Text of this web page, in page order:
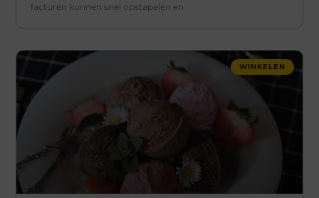
facturen kunnen snel opstapelen en
WINKELEN